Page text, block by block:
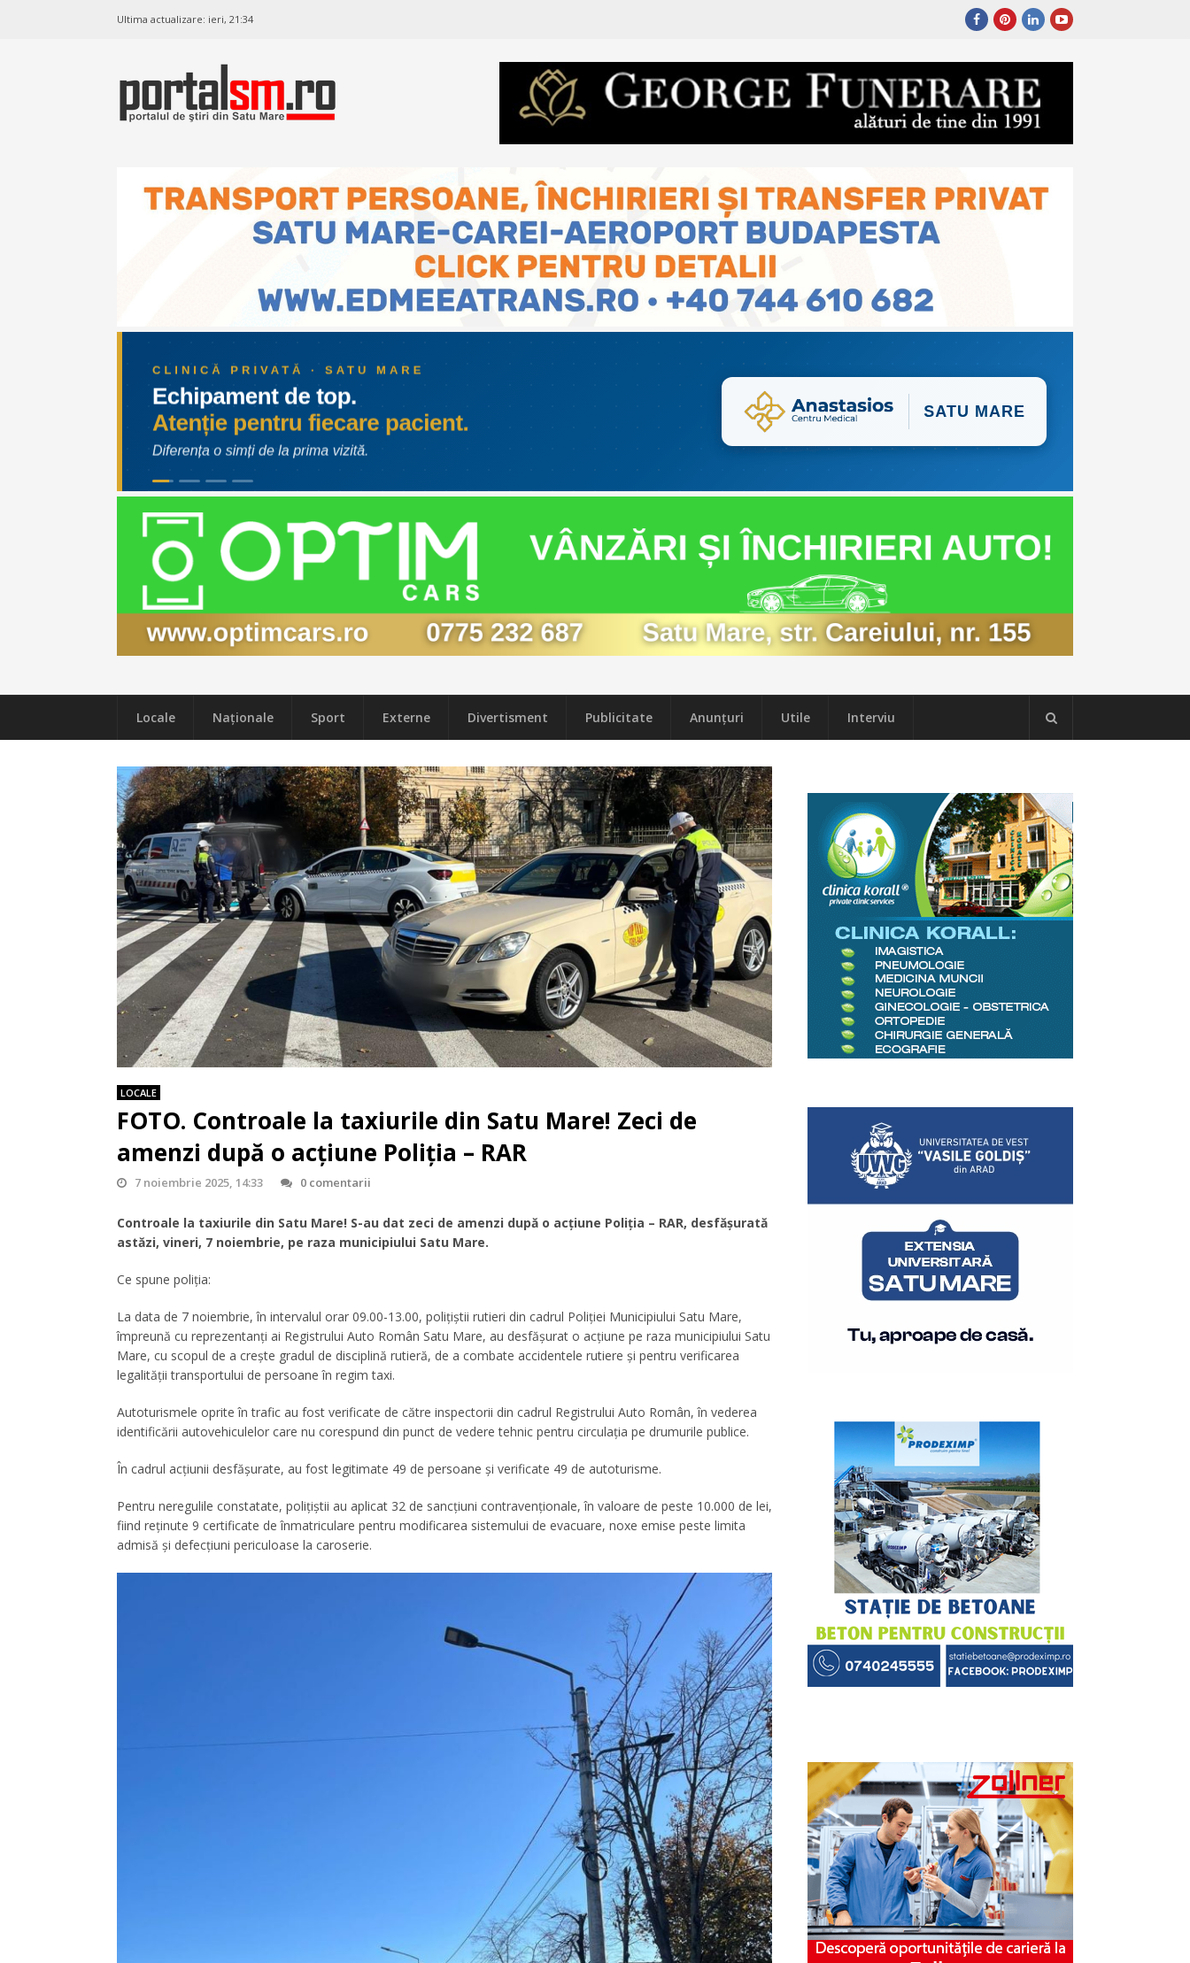
Ultima actualizare: ieri, 21:34
Locale Naţionale Sport Externe Divertisment Publicitate Anunțuri Utile Interviu
LOCALE
FOTO. Controale la taxiurile din Satu Mare! Zeci de
amenzi după o acțiune Poliția – RAR
7 noiembrie 2025, 14:33 0 comentarii
Controale la taxiurile din Satu Mare! S-au dat zeci de amenzi după o acțiune Poliția – RAR, desfășurată
astăzi, vineri, 7 noiembrie, pe raza municipiului Satu Mare.
Ce spune poliția:
La data de 7 noiembrie, în intervalul orar 09.00-13.00, polițiștii rutieri din cadrul Poliției Municipiului Satu Mare,
împreună cu reprezentanți ai Registrului Auto Român Satu Mare, au desfășurat o acțiune pe raza municipiului Satu
Mare, cu scopul de a crește gradul de disciplină rutieră, de a combate accidentele rutiere și pentru verificarea
legalității transportului de persoane în regim taxi.
Autoturismele oprite în trafic au fost verificate de către inspectorii din cadrul Registrului Auto Român, în vederea
identificării autovehiculelor care nu corespund din punct de vedere tehnic pentru circulația pe drumurile publice.
În cadrul acțiunii desfășurate, au fost legitimate 49 de persoane și verificate 49 de autoturisme.
Pentru neregulile constatate, polițiștii au aplicat 32 de sancțiuni contravenționale, în valoare de peste 10.000 de lei,
fiind reținute 9 certificate de înmatriculare pentru modificarea sistemului de evacuare, noxe emise peste limita
admisă și defecțiuni periculoase la caroserie.